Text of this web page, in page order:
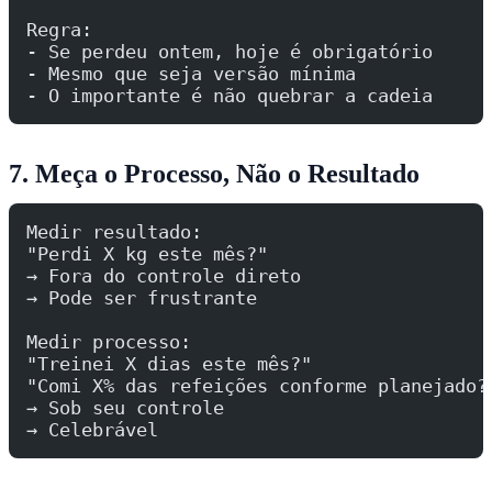
Regra:
- Se perdeu ontem, hoje é obrigatório
- Mesmo que seja versão mínima
- O importante é não quebrar a cadeia
7. Meça o Processo, Não o Resultado
Medir resultado:
"Perdi X kg este mês?"
→ Fora do controle direto
→ Pode ser frustrante
Medir processo:
"Treinei X dias este mês?"
"Comi X% das refeições conforme
→ Sob seu controle
→ Celebrável